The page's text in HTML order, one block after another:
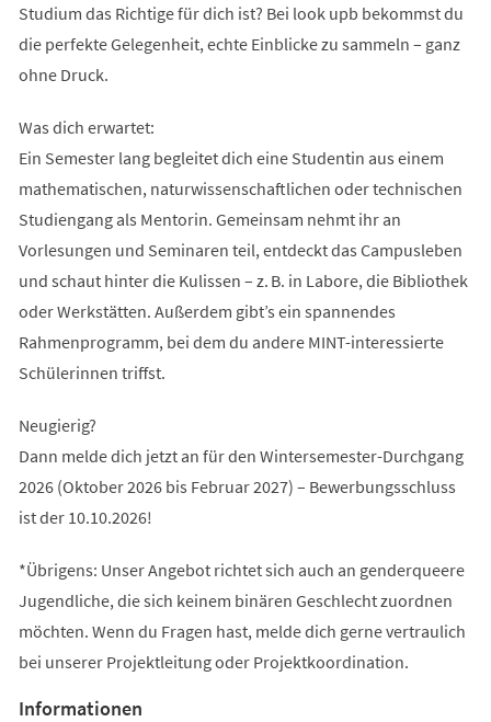
Studium das Richtige für dich ist? Bei look upb bekommst du
die perfekte Gelegenheit, echte Einblicke zu sammeln – ganz
ohne Druck.
Was dich erwartet:
Ein Semester lang begleitet dich eine Studentin aus einem
mathematischen, naturwissenschaftlichen oder technischen
Studiengang als Mentorin. Gemeinsam nehmt ihr an
Vorlesungen und Seminaren teil, entdeckt das Campusleben
und schaut hinter die Kulissen – z. B. in Labore, die Bibliothek
oder Werkstätten. Außerdem gibt’s ein spannendes
Rahmenprogramm, bei dem du andere MINT-interessierte
Schülerinnen triffst.
Neugierig?
Dann melde dich jetzt an für den Wintersemester-Durchgang
2026 (Oktober 2026 bis Februar 2027) – Bewerbungsschluss
ist der 10.10.2026!
*Übrigens: Unser Angebot richtet sich auch an genderqueere
Jugendliche, die sich keinem binären Geschlecht zuordnen
möchten. Wenn du Fragen hast, melde dich gerne vertraulich
bei unserer Projektleitung oder Projektkoordination.
Informationen